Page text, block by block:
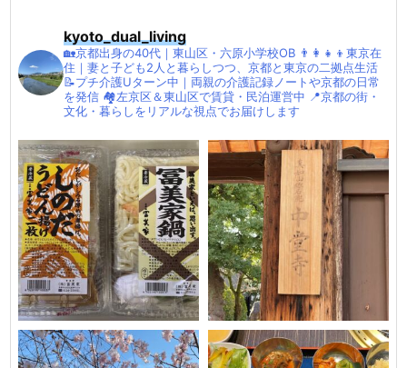
kyoto_dual_living
🏡京都出身の40代｜東山区・六原小学校OB 👨‍👩‍👧‍👦東京在
住｜妻と子ども2人と暮らしつつ、京都と東京の二拠点生活
📝プチ介護Uターン中｜両親の介護記録ノートや京都の日常
を発信 🏘左京区＆東山区で賃貸・民泊運営中 📍京都の街・
文化・暮らしをリアルな視点でお届けします